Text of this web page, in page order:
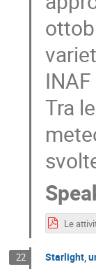
Tra
22 Starlight,